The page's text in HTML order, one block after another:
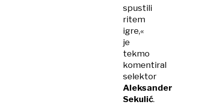
spustili
ritem
igre,«
je
tekmo
komentiral
selektor
Aleksander
Sekulić.